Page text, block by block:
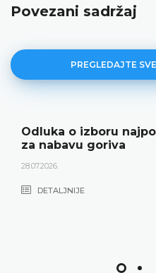
Povezani sadržaj
PREGLEDAJTE
Odluka o izboru
za nabavu goriva
28.07.2026.
DETALJNIJE